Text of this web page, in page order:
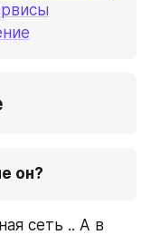
он?
сеть .. А в